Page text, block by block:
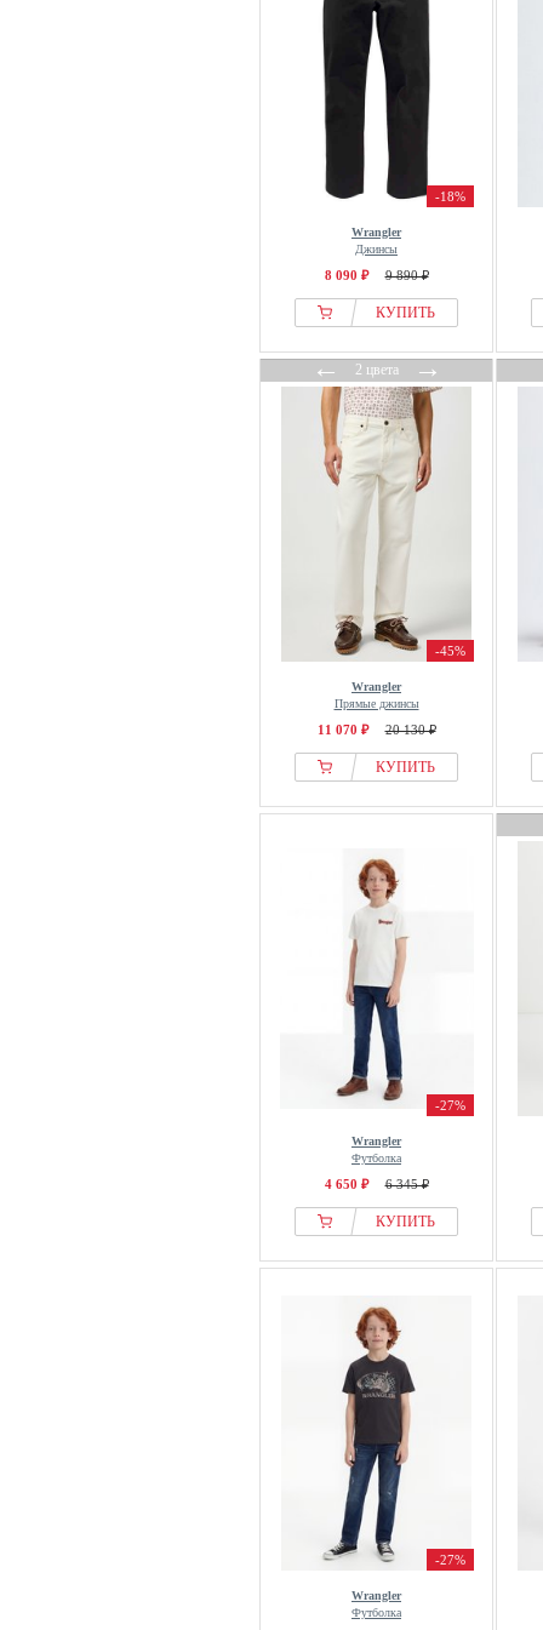
-18%
Wrangler
Джинсы
8 090 ₽ 9 890 ₽
КУПИТЬ
←2 цвета→
-45%
Wrangler
Прямые джинсы
11 070 ₽ 20 130 ₽
КУПИТЬ
-27%
Wrangler
Футболка
4 650 ₽ 6 345 ₽
КУПИТЬ
-27%
Wrangler
Футболка